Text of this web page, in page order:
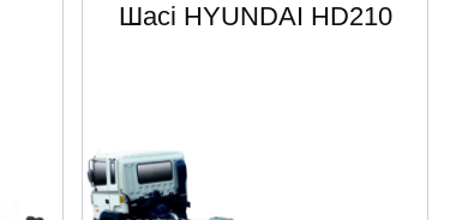
Шасі HYUNDAI HD210